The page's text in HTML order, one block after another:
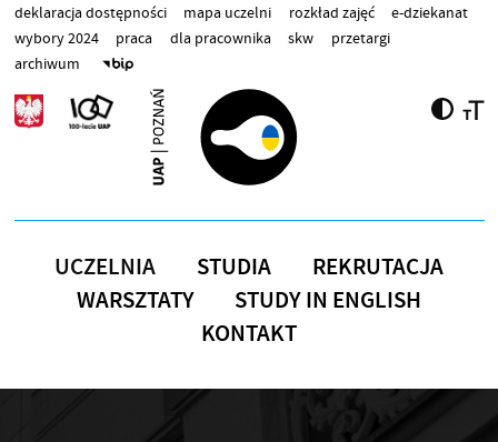
Przejdź do treści
deklaracja dostępności mapa uczelni rozkład zajęć
e-dziekanat
wybory 2024
praca dla pracownika skw
przetargi
archiwum
UCZELNIA STUDIA
REKRUTACJA
WARSZTATY
STUDY IN ENGLISH
KONTAKT